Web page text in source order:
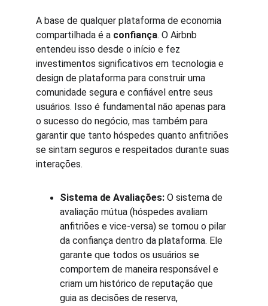
A base de qualquer plataforma de economia
compartilhada é a confiança. O Airbnb
entendeu isso desde o início e fez
investimentos significativos em tecnologia e
design de plataforma para construir uma
comunidade segura e confiável entre seus
usuários. Isso é fundamental não apenas para
o sucesso do negócio, mas também para
garantir que tanto hóspedes quanto anfitriões
se sintam seguros e respeitados durante suas
interações.
Sistema de Avaliações: O sistema de
avaliação mútua (hóspedes avaliam
anfitriões e vice-versa) se tornou o pilar
da confiança dentro da plataforma. Ele
garante que todos os usuários se
comportem de maneira responsável e
criam um histórico de reputação que
guia as decisões de reserva,